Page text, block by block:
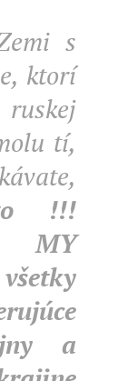
s
ktorí
tí,
!!!
MY
a